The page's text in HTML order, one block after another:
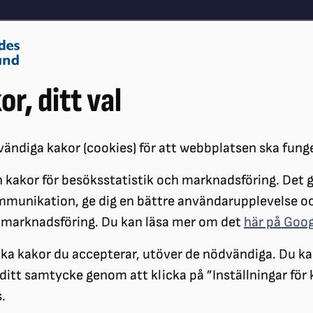
ditt val
kakor (cookies) för att webbplatsen ska
kakor för besöksstatistik och marknadsföring. Det
ge dig en bättre användarupplevelse
Du kan läsa mer om det här på
kakor du accepterar, utöver de nödvändiga. Du
samtycke genom att klicka på ”Inställningar för
Påverkansarbete
DISTRIKT SRF STOCKHOLM GOTLAND
Distriktet -
SRF Stockholm Gotland